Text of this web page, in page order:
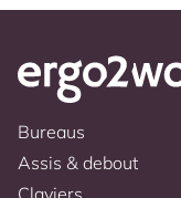
Bureaus
Assis & debout
Claviers